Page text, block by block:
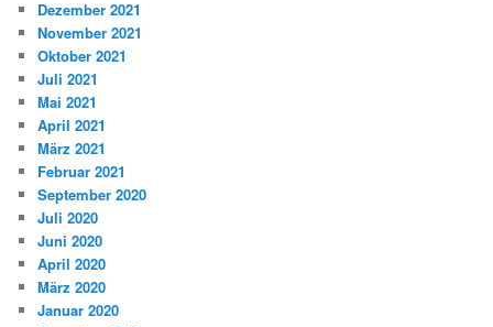
Dezember 2021
November 2021
Oktober 2021
Juli 2021
Mai 2021
April 2021
März 2021
Februar 2021
September 2020
Juli 2020
Juni 2020
April 2020
März 2020
Januar 2020